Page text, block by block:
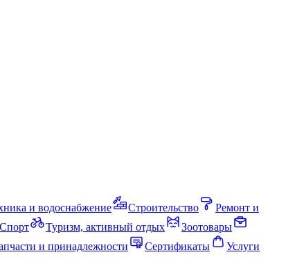
и водоснабжение Строительство
Ремонт и
Спорт Туризм, активный отдых
Зоотовары
и принадлежности Сертификаты
Услуги